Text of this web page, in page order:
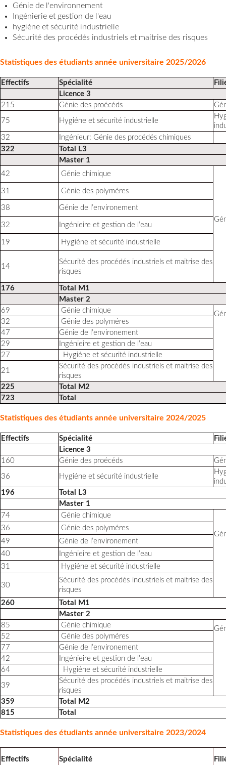
Génie de l'environnement
Ingénierie et gestion de l'eau
hygiène et sécurité industrielle
Sécurité des procédés industriels et maitrise des risques
Statistiques des étudiants année universitaire 2025/2026
Effectifs Spécialité
Licence 3
215
Génie des proécéds
75 Hygiéne et sécurité industrielle
32
Ingénieur: Génie des procédés chimiques
322
Total L3
Master 1
42
Génie chimique
31 Génie des polyméres
38 Génie de l’environement
32 Ingénieire et gestion de l’eau
19 Hygiéne et sécurité industrielle
14
Sécurité des procédés industriels et maitrise des
risques
176
Total M1
Master 2
69
Génie chimique
32
Génie des polyméres
47
Génie de l’environement
29
Ingénieire et gestion de l’eau
27
Hygiéne et sécurité industrielle
21
Sécurité des procédés industriels et maitrise des
risques
225
Total M2
723
Total
Statistiques des étudiants année universitaire 2024/2025
Effectifs Spécialité
Licence 3
160
Génie des proécéds
36 Hygiéne et sécurité industrielle
196
Total L3
Master 1
74
Génie chimique
36
Génie des polyméres
49
Génie de l’environement
40
Ingénieire et gestion de l’eau
31
Hygiéne et sécurité industrielle
30
Sécurité des procédés industriels et maitrise des
risques
260
Total M1
Master 2
85
Génie chimique
52
Génie des polyméres
77
Génie de l’environement
42
Ingénieire et gestion de l’eau
64
Hygiéne et sécurité industrielle
39
Sécurité des procédés industriels et maitrise des
risques
359
Total M2
815
Total
Statistiques des étudiants année universitaire 2023/2024
Effectifs Spécialité